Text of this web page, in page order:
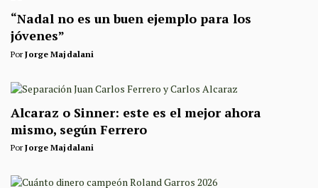
“Nadal no es un buen ejemplo para los
jóvenes”
PorJorge Majdalani
Alcaraz o Sinner: este es el mejor ahora
mismo, según Ferrero
PorJorge Majdalani